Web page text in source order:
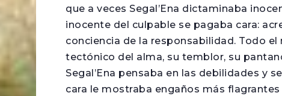
que a veces Segal’Ena dictaminaba
inocente del culpable se pagaba cara:
conciencia de la responsabilidad. Todo
tectónico del alma, su temblor, su
Segal’Ena pensaba en las debilidades y
cara le mostraba engaños más